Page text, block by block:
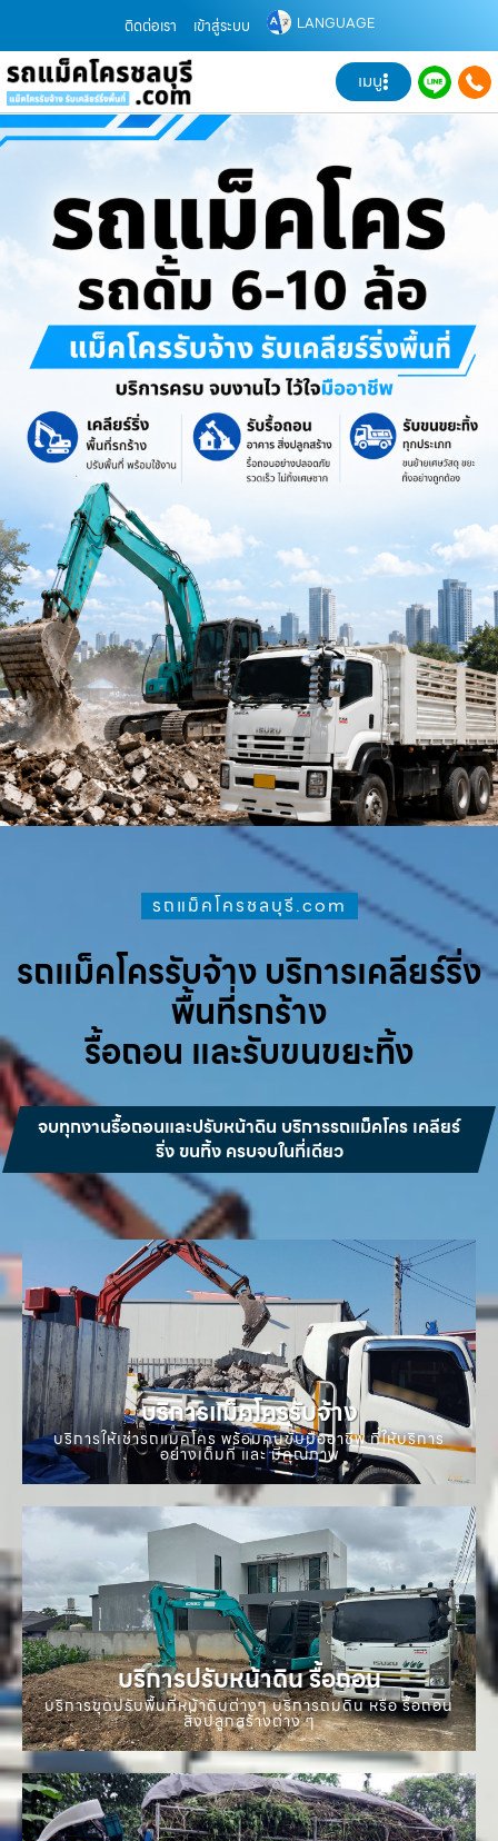
ติดต่อเรา เข้าสู่ระบบ LANGUAGE
เมนู
รถแม็คโครชลบุรี.com
รถแม็คโครรับจ้าง บริการเคลียร์ริ่ง
พื้นที่รกร้าง
รื้อถอน และรับขนขยะทิ้ง
จบทุกงานรื้อถอนและปรับหน้าดิน บริการรถแม็คโคร เคลียร์
ริ่ง ขนทิ้ง ครบจบในที่เดียว
บริการแม็คโครรับจ้าง
บริการให้เช่ารถแมคโคร พร้อมคนขับมืออาชีพ ที่ให้บริการ
อย่างเต็มที่ และ มีคุณภาพ
บริการปรับหน้าดิน รื้อถอน
บริการขุดปรับพื้นที่หน้าดินต่างๆ บริการถมดิน หรือ รื้อถอน
สิ่งปลูกสร้างต่าง ๆ